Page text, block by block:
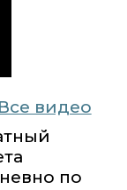
Все видео
по